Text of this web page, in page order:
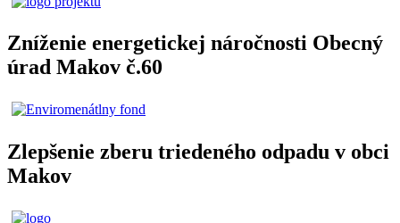
Zníženie energetickej náročnosti Obecný
úrad Makov č.60
Zlepšenie zberu triedeného odpadu v obci
Makov